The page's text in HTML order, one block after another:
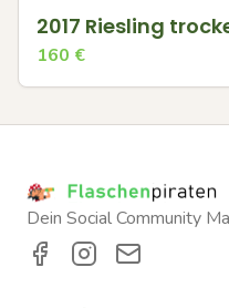
2017 Riesling
160 €
Dein Social Community